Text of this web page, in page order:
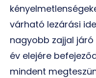
várható lezárási
nagyobb zajjal
év elejére
mindent